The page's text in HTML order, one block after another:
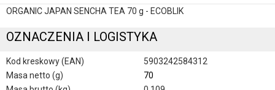
ORGANIC JAPAN SENCHA TEA 70 g - ECOBLIK
OZNACZENIA I LOGISTYKA
Kod kreskowy (EAN)
5903242584312
Masa netto (g)
70